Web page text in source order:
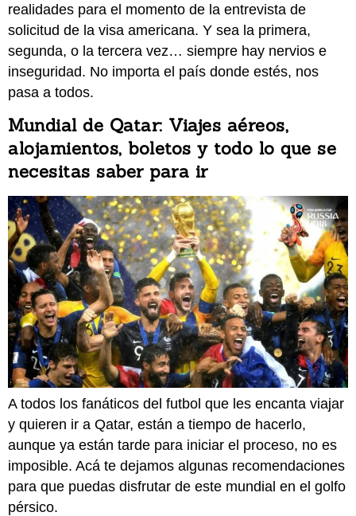
realidades para el momento de la entrevista de
solicitud de la visa americana. Y sea la primera,
segunda, o la tercera vez… siempre hay nervios e
inseguridad. No importa el país donde estés, nos
pasa a todos.
Mundial de Qatar: Viajes aéreos,
alojamientos, boletos y todo lo que se
necesitas saber para ir
A todos los fanáticos del futbol que les encanta viajar
y quieren ir a Qatar, están a tiempo de hacerlo,
aunque ya están tarde para iniciar el proceso, no es
imposible. Acá te dejamos algunas recomendaciones
para que puedas disfrutar de este mundial en el golfo
pérsico.